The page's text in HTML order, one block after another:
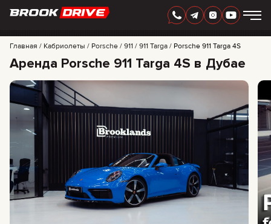
AED
МАРКИ
ПЕРИОД АРЕНДЫ
АКЦИИ
FAQ
CERTIFICATES
ОТЗЫВЫ
ПАРТНЕРСТВО
АРЕНДА С ПРАВОМ ВЫКУПА
971 52 193 88 88
7 925 283 88 88
Главная Кабриолеты Porsche 911 911 Targa Porsche 911 Targa 4S
Аренда Porsche 911 Targa 4S в Дубае